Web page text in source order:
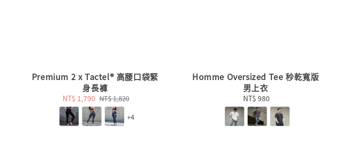
Premium 2 x Tactel® 高腰口袋緊
身長褲
Sale
price
NT$ 1,790 Regular
price
NT$ 1,820
+4
Homme Oversized Tee 秒乾寬版
男上衣
Regular
price
NT$ 980